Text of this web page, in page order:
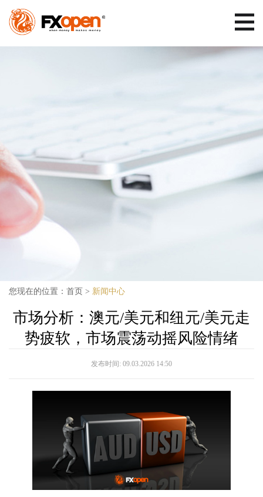
您现在的位置： 首页 > 新闻中心
市场分析：澳元/美元和纽元/美元走
势疲软，市场震荡动摇风险情绪
发布时间: 09.03.2026 14:50